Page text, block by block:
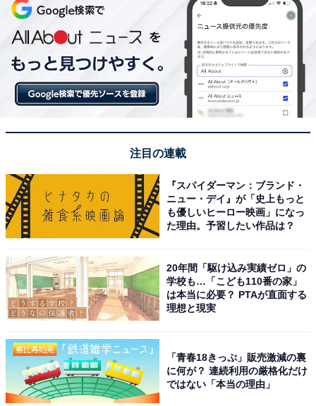
注目の連載
『スパイダーマン：ブランド・
ニュー・デイ』が「史上もっと
も優しいヒーロー映画」になっ
た理由。予習したい作品は？
20年間「駆け込み実績ゼロ」の
学校も…「こども110番の家」
は本当に必要？ PTAが直面する
理想と現実
「青春18きっぷ」販売激減の裏
に何が？ 連続利用の厳格化だけ
ではない「本当の理由」